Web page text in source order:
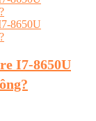
I7-8650U